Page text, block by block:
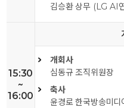
김승환 상무 (LG AI
15:30
~
16:00
개회사
심동규 조직위원장
축사
윤경로 한국방송미디